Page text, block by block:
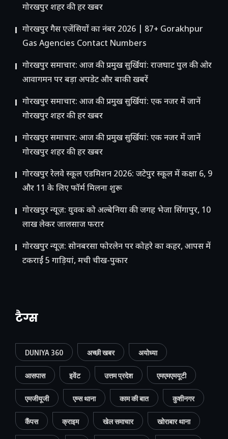
गोरखपुर शहर की हर खबर
गोरखपुर गैस एजेंसियों का नंबर 2026 | 87+ Gorakhpur
Gas Agencies Contact Numbers
गोरखपुर समाचार: आज की प्रमुख सुर्खियां: राजघाट पुल की ओर
आवागमन पर बड़ा अपडेट और बाकी खबरें
गोरखपुर समाचार: आज की प्रमुख सुर्खियां: एक नजर में जानें
गोरखपुर शहर की हर खबर
गोरखपुर समाचार: आज की प्रमुख सुर्खियां: एक नजर में जानें
गोरखपुर शहर की हर खबर
गोरखपुर रेलवे स्कूल एडमिशन 2026: जटेपुर स्कूल में कक्षा 6, 9
और 11 के लिए फॉर्म मिलना शुरू
गोरखपुर न्यूज़: युवक को अल्बेनिया की जगह भेजा सिंगापुर, 10
लाख लेकर जालसाज फरार
गोरखपुर न्यूज़: सोनबरसा फोरलेन पर कोहरे का कहर, आपस में
टकराईं 5 गाड़ियां, मची चीख-पुकार
टैग्स
DUNIYA 360 अच्छी खबर अयोध्या
आसपास इवेंट उत्तम प्रदेश एमएमएमयूटी
एमजीयूजी एम्स थाना काम की बात कुशीनगर
कैंपस क्राइम खेल समाचार खोराबार थाना